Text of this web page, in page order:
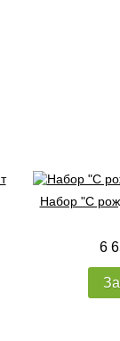
Набор "С
6